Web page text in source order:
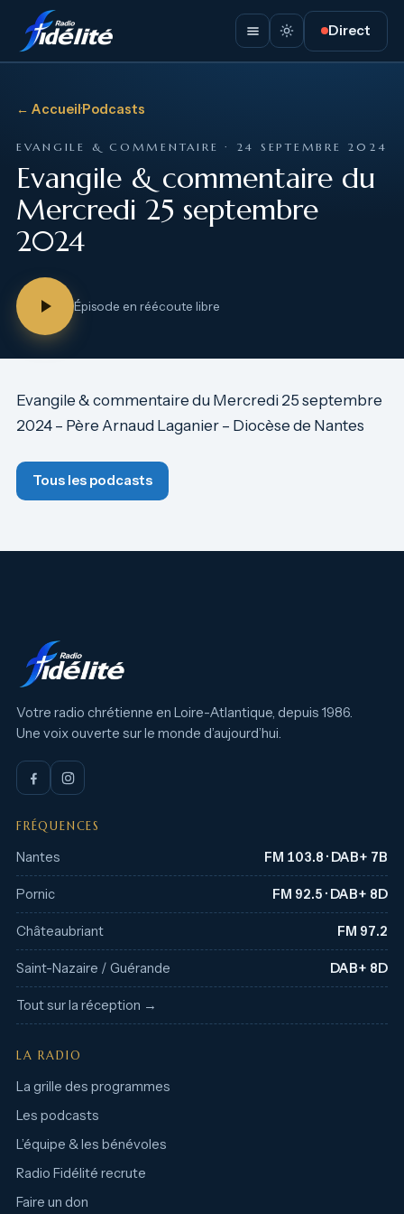
Direct
← Accueil·Podcasts
EVANGILE & COMMENTAIRE · 24 SEPTEMBRE 2024
Evangile & commentaire du
Mercredi 25 septembre
2024
Épisode en réécoute libre
Evangile & commentaire du Mercredi 25 septembre
2024 – Père Arnaud Laganier – Diocèse de Nantes
Tous les podcasts
Votre radio chrétienne en Loire-Atlantique, depuis 1986.
Une voix ouverte sur le monde d’aujourd’hui.
FRÉQUENCES
Nantes FM 103.8 · DAB+ 7B
Pornic FM 92.5 · DAB+ 8D
Châteaubriant FM 97.2
Saint-Nazaire / Guérande DAB+ 8D
Tout sur la réception →
LA RADIO
La grille des programmes
Les podcasts
L’équipe & les bénévoles
Radio Fidélité recrute
Faire un don